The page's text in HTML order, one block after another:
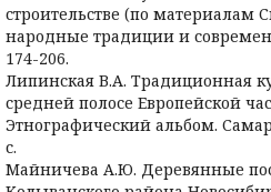
строительстве (по материалам
народные традиции и
174-206.
Липинская В.А. Традиционная
средней полосе Европейской
Этнографический альбом.
с.
Майничева А.Ю. Деревянные